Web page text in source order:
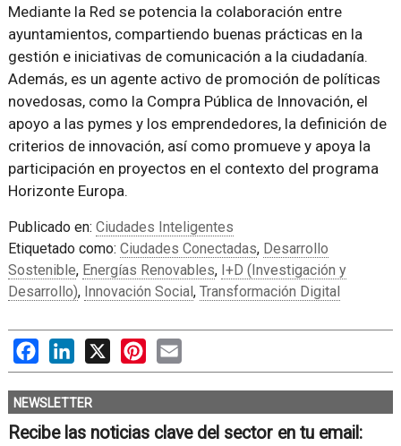
Mediante la Red se potencia la colaboración entre
ayuntamientos, compartiendo buenas prácticas en la
gestión e iniciativas de comunicación a la ciudadanía.
Además, es un agente activo de promoción de políticas
novedosas, como la Compra Pública de Innovación, el
apoyo a las pymes y los emprendedores, la definición de
criterios de innovación, así como promueve y apoya la
participación en proyectos en el contexto del programa
Horizonte Europa.
Publicado en: Ciudades Inteligentes
Etiquetado como: Ciudades Conectadas, Desarrollo
Sostenible, Energías Renovables, I+D (Investigación y
Desarrollo), Innovación Social, Transformación Digital
FacebookLinkedIn
X PinterestEmail
NEWSLETTER
Recibe las noticias clave del sector en tu email: